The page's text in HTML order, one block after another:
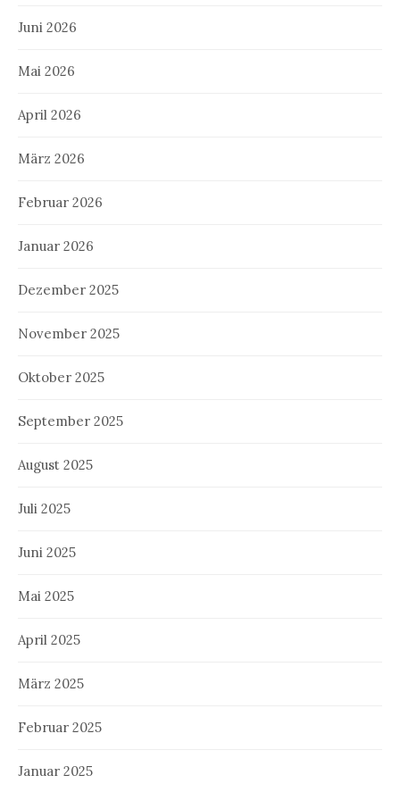
Juni 2026
Mai 2026
April 2026
März 2026
Februar 2026
Januar 2026
Dezember 2025
November 2025
Oktober 2025
September 2025
August 2025
Juli 2025
Juni 2025
Mai 2025
April 2025
März 2025
Februar 2025
Januar 2025